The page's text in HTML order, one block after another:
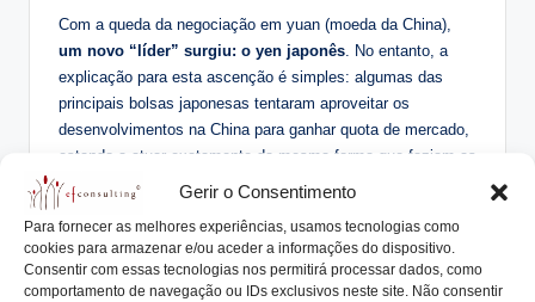
Gerir o Consentimento
Para fornecer as melhores experiências, usamos tecnologias como
cookies para armazenar e/ou aceder a informações do dispositivo.
Consentir com essas tecnologias nos permitirá processar dados, como
comportamento de navegação ou IDs exclusivos neste site. Não consentir
Com a queda da negociação em yuan (moeda da China),
um novo “líder” surgiu: o yen japonês. No entanto, a
explicação para esta ascenção é simples: algumas das
principais bolsas japonesas tentaram aproveitar os
desenvolvimentos na China para ganhar quota de mercado,
estando a atuar exatamente da mesma forma que faziam as
suas congéneres chinesas: “comissões zero”. Por outras
palavras, continuam a não ser conhecidos os volumes
negociados em cada moeda sem distorções.